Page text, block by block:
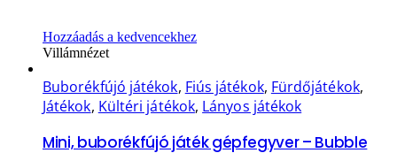
Hozzáadás a kedvencekhez
Villámnézet
Buborékfújó játékok, Fiús játékok, Fürdőjátékok,
Játékok, Kültéri játékok, Lányos játékok
Mini, buborékfújó játék gépfegyver – Bubble